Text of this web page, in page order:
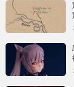
大麦怎么抢票成功率